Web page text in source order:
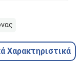
Χαρακτηριστικά